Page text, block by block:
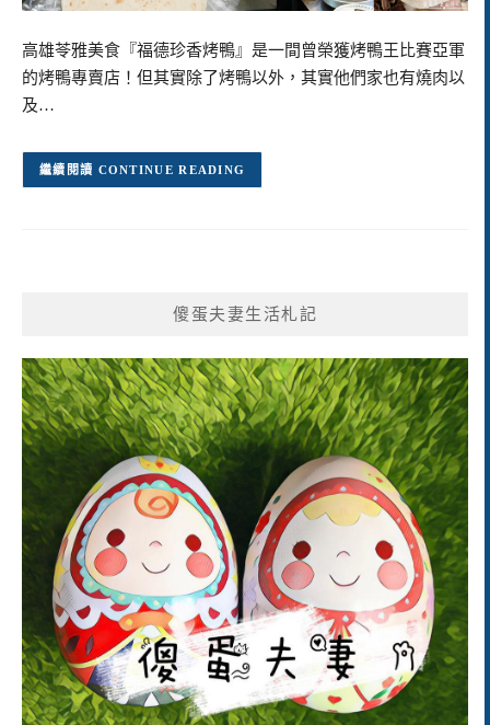
高雄苓雅美食『福德珍香烤鴨』是一間曾榮獲烤鴨王比賽亞軍
的烤鴨專賣店！但其實除了烤鴨以外，其實他們家也有燒肉以
及…
CONTINUE READING
傻蛋夫妻生活札記